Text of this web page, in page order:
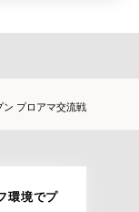
ン プロアマ交流戦
環境でプ